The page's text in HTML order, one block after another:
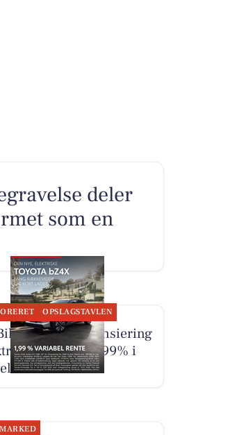
deler
som en
OPSLAGSTAVLEN
tilbyder finansiering
Toyota til 1,99% i
rente